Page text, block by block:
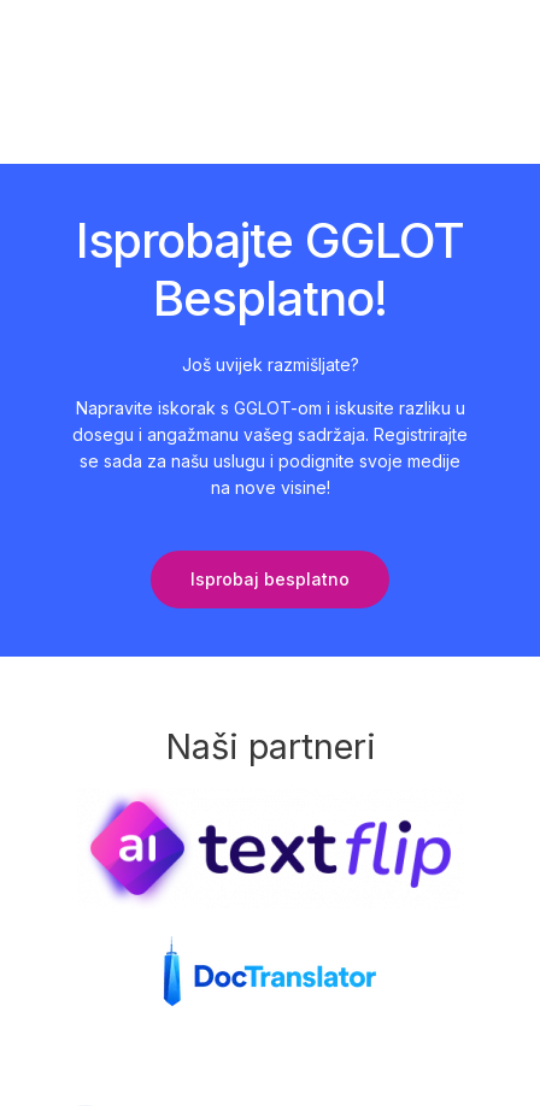
Isprobajte GGLOT
Besplatno!
Još uvijek razmišljate?
Napravite iskorak s GGLOT-om i iskusite razliku u
dosegu i angažmanu vašeg sadržaja. Registrirajte
se sada za našu uslugu i podignite svoje medije
na nove visine!
Isprobaj besplatno
Naši partneri